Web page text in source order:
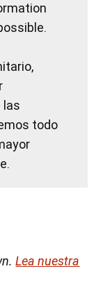
las
todo
Lea nuestra